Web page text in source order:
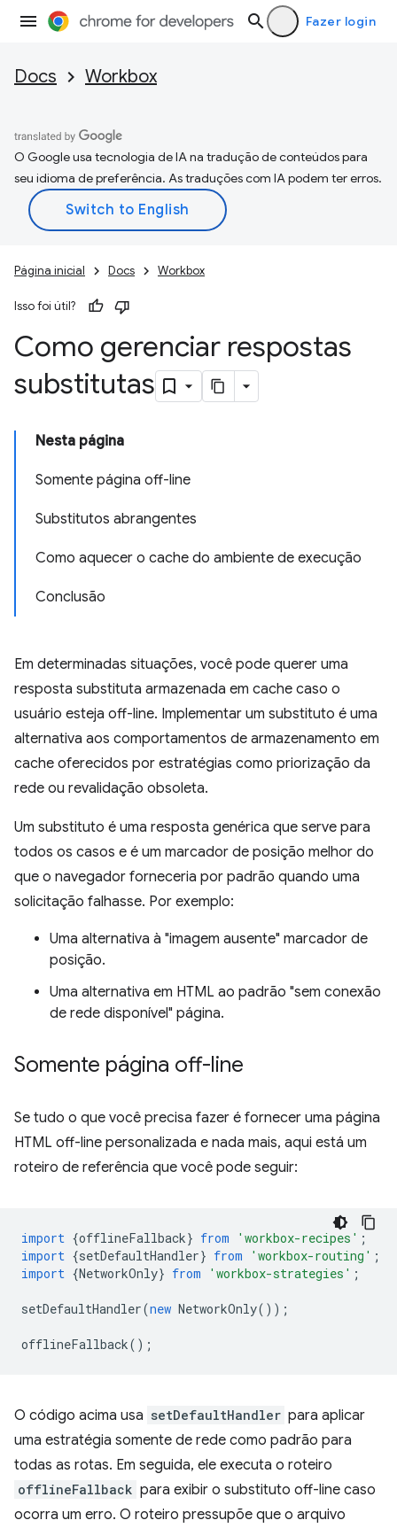
Fazer login
Docs Workbox
O Google usa tecnologia de IA na tradução de conteúdos para
seu idioma de preferência. As traduções com IA podem ter erros.
Página inicial Docs Workbox
Isso foi útil?
Como gerenciar respostas
substitutas
Nesta página
Somente página off-line
Substitutos abrangentes
Como aquecer o cache do ambiente de execução
Conclusão
Em determinadas situações, você pode querer uma
resposta substituta armazenada em cache caso o
usuário esteja off-line. Implementar um substituto é uma
alternativa aos comportamentos de armazenamento em
cache oferecidos por estratégias como priorização da
rede ou revalidação obsoleta.
Um substituto é uma resposta genérica que serve para
todos os casos e é um marcador de posição melhor do
que o navegador forneceria por padrão quando uma
solicitação falhasse. Por exemplo:
Uma alternativa à "imagem ausente" marcador de
posição.
Uma alternativa em HTML ao padrão "sem conexão
de rede disponível" página.
Somente página off-line
Se tudo o que você precisa fazer é fornecer uma página
HTML off-line personalizada e nada mais, aqui está um
roteiro de referência que você pode seguir:
import {offlineFallback} from 'workbox-recipes' ;
import {setDefaultHandler} from 'workbox-routing' ;
import {NetworkOnly} from 'workbox-strategies' ;
setDefaultHandler(new NetworkOnly());
offlineFallback();
O código acima usa setDefaultHandler para aplicar
uma estratégia somente de rede como padrão para
todas as rotas. Em seguida, ele executa o roteiro
offlineFallback para exibir o substituto off-line caso
ocorra um erro. O roteiro pressupõe que o arquivo